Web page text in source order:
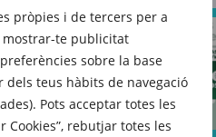
pròpies i de tercers per a
te publicitat
sobre la base
teus hàbits de navegació
Pots acceptar totes les
Cookies”, rebutjar totes les